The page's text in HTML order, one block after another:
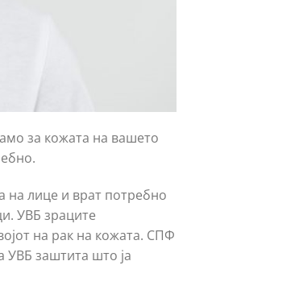
за кожата на вашето
на лице и врат потребно
УВБ зраците
на рак на кожата. СПФ
УВБ заштита што ја